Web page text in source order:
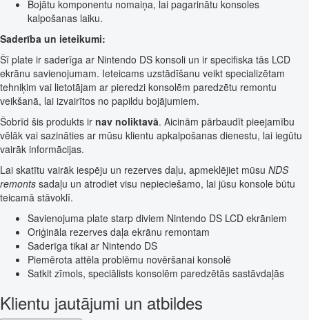
Bojātu komponentu nomaiņa, lai pagarinātu konsoles
kalpošanas laiku.
Saderība un ieteikumi:
Šī plate ir saderīga ar Nintendo DS konsoli un ir specifiska tās LCD
ekrānu savienojumam. Ieteicams uzstādīšanu veikt specializētam
tehniķim vai lietotājam ar pieredzi konsolēm paredzētu remontu
veikšanā, lai izvairītos no papildu bojājumiem.
Šobrīd šis produkts ir nav noliktavā. Aicinām pārbaudīt pieejamību
vēlāk vai sazināties ar mūsu klientu apkalpošanas dienestu, lai iegūtu
vairāk informācijas.
Lai skatītu vairāk iespēju un rezerves daļu, apmeklējiet mūsu NDS
remonts sadaļu un atrodiet visu nepieciešamo, lai jūsu konsole būtu
teicamā stāvoklī.
Savienojuma plate starp diviem Nintendo DS LCD ekrāniem
Oriģināla rezerves daļa ekrānu remontam
Saderīga tikai ar Nintendo DS
Piemērota attēla problēmu novēršanai konsolē
Satkit zīmols, speciālists konsolēm paredzētās sastāvdaļās
Klientu jautājumi un atbildes